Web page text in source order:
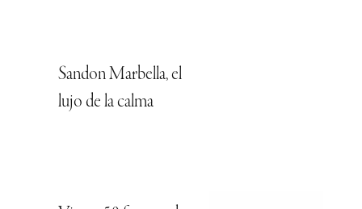
Sandon Marbella, el
lujo de la calma